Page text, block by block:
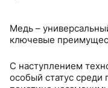
Медь –
ключевые
С наступлением
особый статус